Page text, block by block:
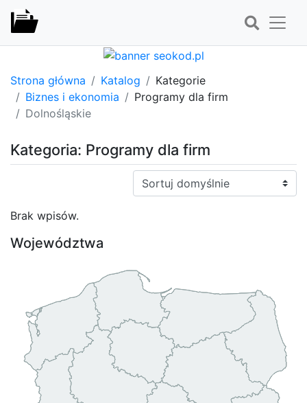
Strona główna Katalog
Kategorie
Biznes i ekonomia
Programy dla firm
Dolnośląskie
Kategoria: Programy dla firm
Sortuj:
Brak wpisów.
Województwa